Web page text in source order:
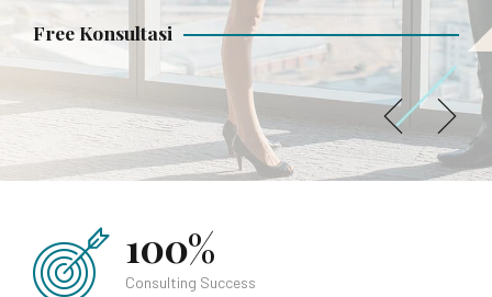
dengan Beragam Layanan yang menjadi Solusi bagi
Bisnis Pertambangan Anda!
Free Konsultasi
mungkin dan memberikan solusi sesuai dengan
kebutuhan dan budget klien.
Free Konsultasi
Free Konsultasi
100%
Consulting Success